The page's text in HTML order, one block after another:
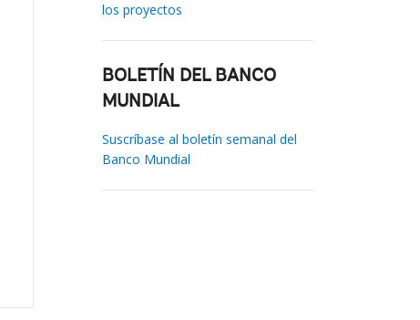
los proyectos
BOLETÍN DEL BANCO
MUNDIAL
Suscríbase al boletín semanal del
Banco Mundial